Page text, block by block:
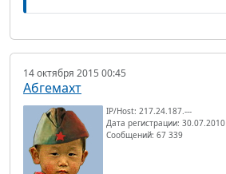
14 октября 2015 00:45
Абгемахт
IP/Host: 217.24.187.---
Дата регистрации: 30.07.2010
Сообщений: 67 339